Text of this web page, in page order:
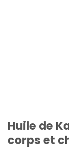
Huile de
corps et